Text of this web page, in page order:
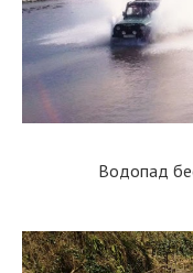
Водопад